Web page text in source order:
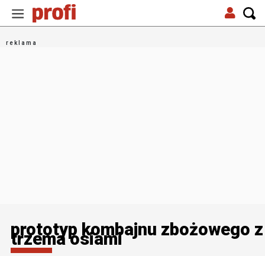
prototyp kombajnu zbożowego z
trzema osiami